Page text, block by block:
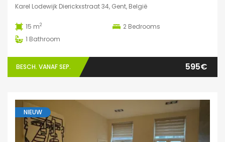
Karel Lodewijk Dierickxstraat 34, Gent, België
15 m2 2 Bedrooms
1 Bathroom
BESCH. VANAF SEP. 595€
NIEUW